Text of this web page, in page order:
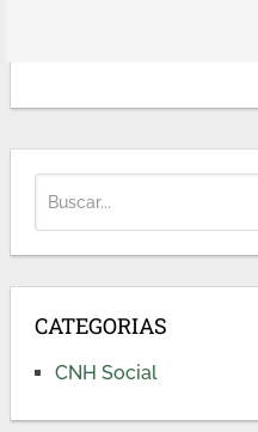
CATEGORIAS
CNH Social